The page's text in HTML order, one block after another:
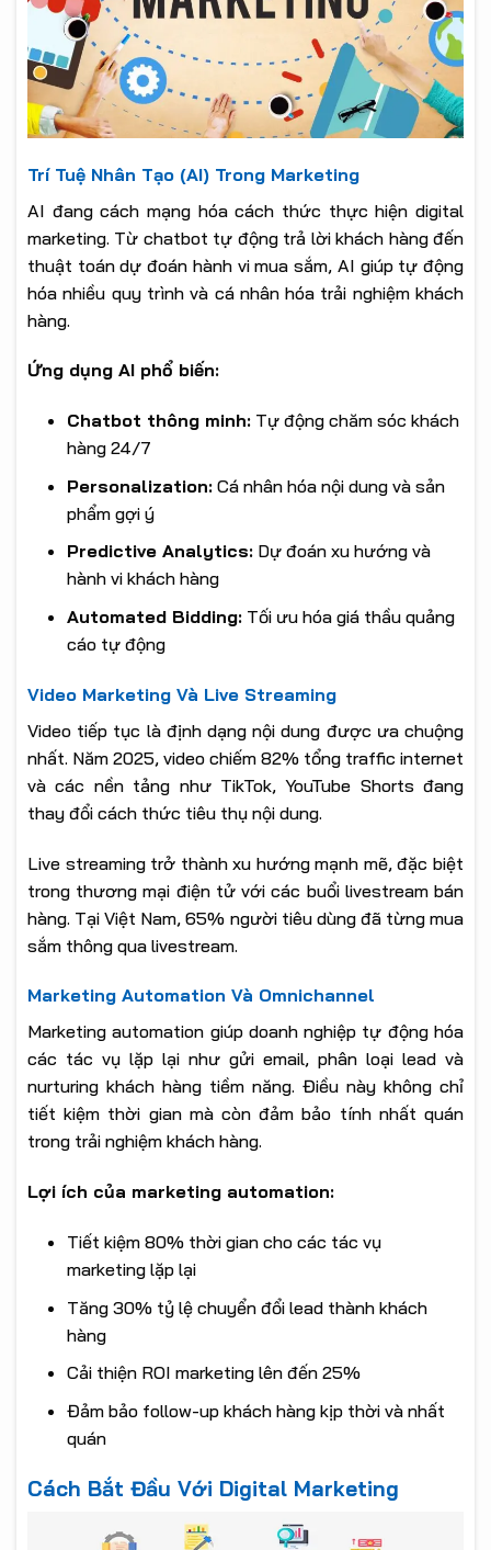
Trí Tuệ Nhân Tạo (AI) Trong Marketing
AI đang cách mạng hóa cách thức thực hiện digital
marketing. Từ chatbot tự động trả lời khách hàng đến
thuật toán dự đoán hành vi mua sắm, AI giúp tự động
hóa nhiều quy trình và cá nhân hóa trải nghiệm khách
hàng.
Ứng dụng AI phổ biến:
Chatbot thông minh:Tự động chăm sóc khách
hàng 24/7
Personalization:Cá nhân hóa nội dung và sản
phẩm gợi ý
Predictive Analytics:Dự đoán xu hướng và
hành vi khách hàng
Automated Bidding:Tối ưu hóa giá thầu quảng
cáo tự động
Video Marketing Và Live Streaming
Video tiếp tục là định dạng nội dung được ưa chuộng
nhất. Năm 2025, video chiếm 82% tổng traffic internet
và các nền tảng như TikTok, YouTube Shorts đang
thay đổi cách thức tiêu thụ nội dung.
Live streaming trở thành xu hướng mạnh mẽ, đặc biệt
trong thương mại điện tử với các buổi livestream bán
hàng. Tại Việt Nam, 65% người tiêu dùng đã từng mua
sắm thông qua livestream.
Marketing Automation Và Omnichannel
Marketing automation giúp doanh nghiệp tự động hóa
các tác vụ lặp lại như gửi email, phân loại lead và
nurturing khách hàng tiềm năng. Điều này không chỉ
tiết kiệm thời gian mà còn đảm bảo tính nhất quán
trong trải nghiệm khách hàng.
Lợi ích của marketing automation:
Tiết kiệm 80% thời gian cho các tác vụ
marketing lặp lại
Tăng 30% tỷ lệ chuyển đổi lead thành khách
hàng
Cải thiện ROI marketing lên đến 25%
Đảm bảo follow-up khách hàng kịp thời và nhất
quán
Cách Bắt Đầu Với Digital Marketing